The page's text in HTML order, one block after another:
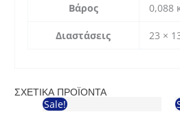
Βάρος 0,088
Διαστάσεις 23 ×
ΣΧΕΤΙΚΆ ΠΡΟΪΌΝΤΑ
Sale!